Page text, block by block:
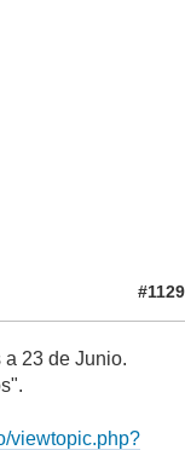
#1129
23 de Junio.
viewtopic.php?